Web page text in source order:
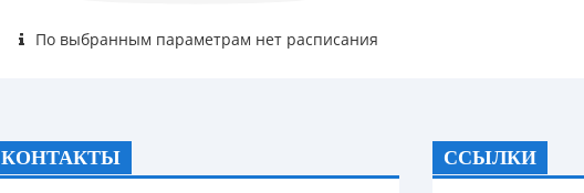
По выбранным параметрам нет расписания
КОНТАКТЫ ССЫЛКИ